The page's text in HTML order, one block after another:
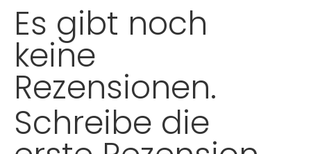
Es gibt noch
keine
Rezensionen.
Schreibe die